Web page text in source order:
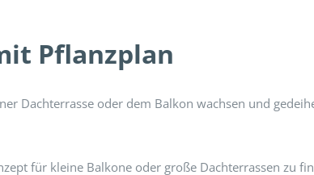
Pflanzplan
Dachterrasse oder dem Balkon wachsen und
für kleine Balkone oder große Dachterrassen zu